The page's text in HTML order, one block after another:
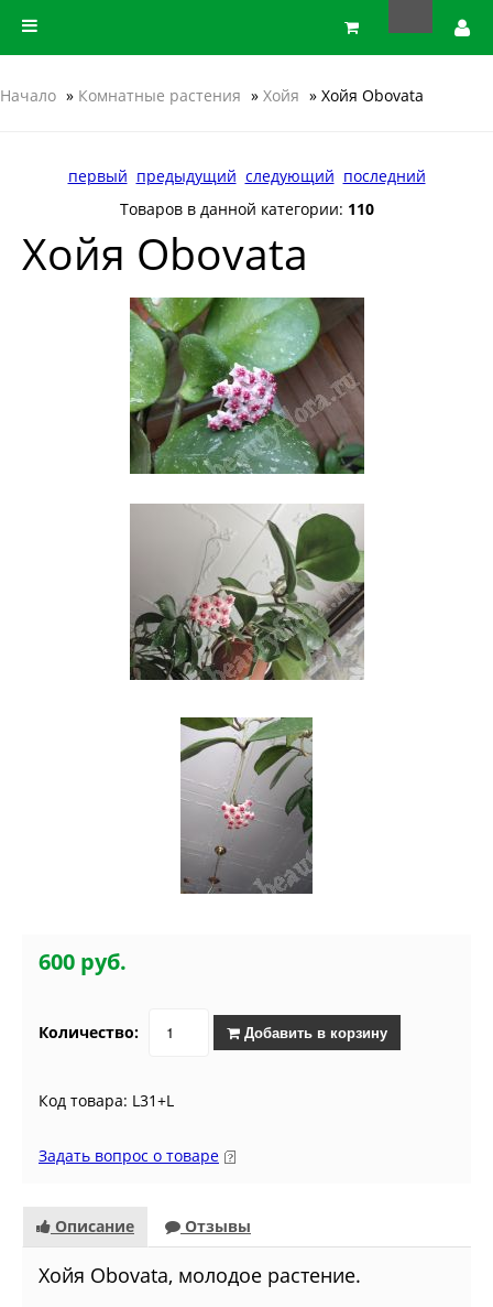
Начало » Комнатные растения » Хойя » Хойя Obovata
первый предыдущий следующий последний
Товаров в данной категории: 110
Хойя Obovata
600 руб.
Количество: Добавить в корзину
Код товара: L31+L
Задать вопрос о товаре
Описание Отзывы
Хойя Obovata, молодое растение.